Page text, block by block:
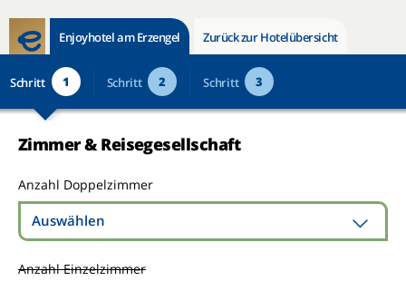
Enjoyhotel am Erzengel Zurück zur Hotelübersicht
Schritt 1 Schritt 2 Schritt 3
Zimmer & Reisegesellschaft
Anzahl Doppelzimmer
Auswählen
Anzahl Einzelzimmer